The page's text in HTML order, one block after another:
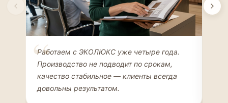
Елена Соколова
ДИЗАЙНЕР ИНТЕРЬЕРОВ
Работаем с ЭКОЛЮКС уже четыре года.
Производство не подводит по срокам,
качество стабильное — клиенты всегда
довольны результатом.